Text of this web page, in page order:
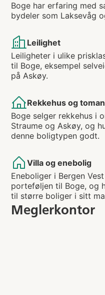
Boge har erfaring med
bydeler som Laksevåg
Leilighet
Leiligheter i ulike
til Boge, eksempel
på Askøy.
Rekkehus og
Boge selger rekkehus i
Straume og Askøy, og
denne boligtypen godt.
Villa og enebolig
Eneboliger i Bergen
porteføljen til Boge, og
til større boliger i sitt
Meglerkontor